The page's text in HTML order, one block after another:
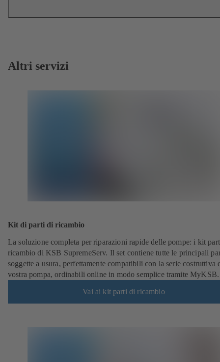
Altri servizi
Kit di parti di ricambio
La soluzione completa per riparazioni rapide delle pompe: i kit
ricambio di KSB SupremeServ. Il set contiene tutte le principali
soggette a usura, perfettamente compatibili con la serie costruttiva
vostra pompa, ordinabili online in modo semplice tramite MyKSB.
Vai ai kit parti di ricambio